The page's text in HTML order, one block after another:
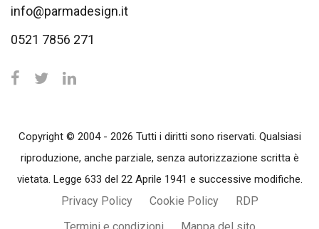
info@parmadesign.it
0521 7856 271
Copyright © 2004 - 2026 Tutti i diritti sono riservati. Qualsiasi
riproduzione, anche parziale, senza autorizzazione scritta è
vietata. Legge 633 del 22 Aprile 1941 e successive modifiche.
Privacy Policy Cookie Policy
RDP